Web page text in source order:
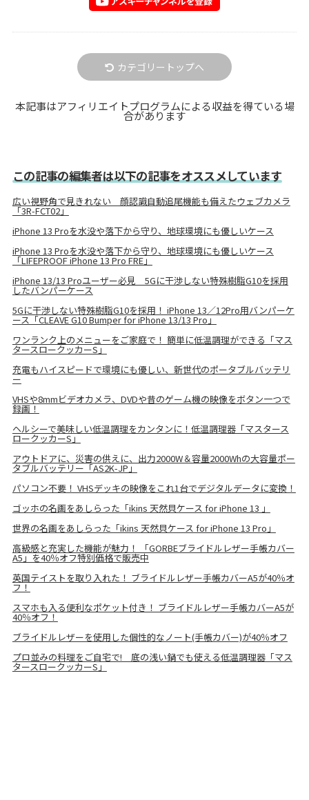
カテゴリートップへ
本記事はアフィリエイトプログラムによる収益を得ている場
合があります
この記事の編集者は以下の記事をオススメしています
広い視野角で見きれない 顔認識自動追尾機能も備えたウェブカメラ
「3R-FCT02」
iPhone 13 Proを水没や落下から守り、地球環境にも優しいケース
iPhone 13 Proを水没や落下から守り、地球環境にも優しいケース
「LIFEPROOF iPhone 13 Pro FRE」
iPhone 13/13 Proユーザー必見 5Gに干渉しない特殊樹脂G10を採用
したバンパーケース
5Gに干渉しない特殊樹脂G10を採用！ iPhone 13／12Pro用バンパーケ
ース「CLEAVE G10 Bumper for iPhone 13/13 Pro」
ワンランク上のメニューをご家庭で！ 簡単に低温調理ができる「マス
タースロークッカーS」
充電もハイスピードで環境にも優しい、新世代のポータブルバッテリ
ー
VHSや8mmビデオカメラ、DVDや昔のゲーム機の映像をボタン一つで
録画！
ヘルシーで美味しい低温調理をカンタンに！低温調理器「マスタース
ロークッカーS」
アウトドアに、災害の供えに、出力2000W＆容量2000Whの大容量ポー
タブルバッテリー「AS2K-JP」
パソコン不要！ VHSデッキの映像をこれ1台でデジタルデータに変換！
ゴッホの名画をあしらった「ikins 天然貝ケース for iPhone 13 」
世界の名画をあしらった「ikins 天然貝ケース for iPhone 13 Pro」
高級感と充実した機能が魅力！ 「GORBEブライドルレザー手帳カバー
A5」を40％オフ特別価格で販売中
英国テイストを取り入れた！ ブライドルレザー手帳カバーA5が40％オ
フ！
スマホも入る便利なポケット付き！ ブライドルレザー手帳カバーA5が
40％オフ！
ブライドルレザーを使用した個性的なノート(手帳カバー)が40％オフ
プロ並みの料理をご自宅で! 底の浅い鍋でも使える低温調理器「マス
タースロークッカーS」